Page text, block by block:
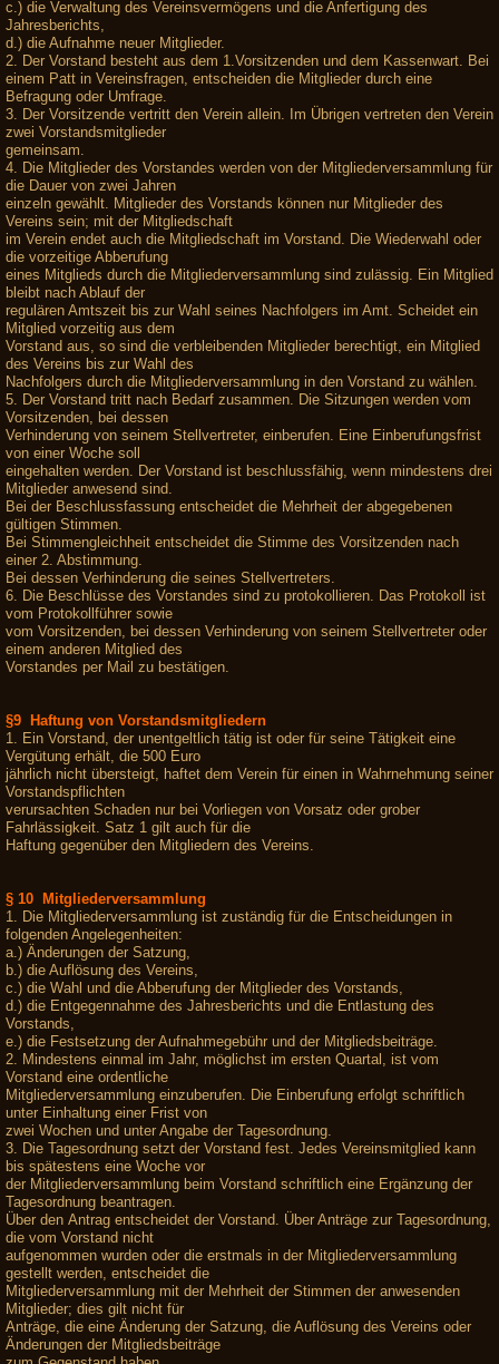
c.) die Verwaltung des Vereinsvermögens und die Anfertigung des
Jahresberichts,
d.) die Aufnahme neuer Mitglieder.
2. Der Vorstand besteht aus dem 1.Vorsitzenden und dem Kassenwart. Bei
einem Patt in Vereinsfragen, entscheiden die Mitglieder durch eine
Befragung oder Umfrage.
3. Der Vorsitzende vertritt den Verein allein. Im Übrigen vertreten den Verein
zwei Vorstandsmitglieder
gemeinsam.
4. Die Mitglieder des Vorstandes werden von der Mitgliederversammlung für
die Dauer von zwei Jahren
einzeln gewählt. Mitglieder des Vorstands können nur Mitglieder des
Vereins sein; mit der Mitgliedschaft
im Verein endet auch die Mitgliedschaft im Vorstand. Die Wiederwahl oder
die vorzeitige Abberufung
eines Mitglieds durch die Mitgliederversammlung sind zulässig. Ein Mitglied
bleibt nach Ablauf der
regulären Amtszeit bis zur Wahl seines Nachfolgers im Amt. Scheidet ein
Mitglied vorzeitig aus dem
Vorstand aus, so sind die verbleibenden Mitglieder berechtigt, ein Mitglied
des Vereins bis zur Wahl des
Nachfolgers durch die Mitgliederversammlung in den Vorstand zu wählen.
5. Der Vorstand tritt nach Bedarf zusammen. Die Sitzungen werden vom
Vorsitzenden, bei dessen
Verhinderung von seinem Stellvertreter, einberufen. Eine Einberufungsfrist
von einer Woche soll
eingehalten werden. Der Vorstand ist beschlussfähig, wenn mindestens drei
Mitglieder anwesend sind.
Bei der Beschlussfassung entscheidet die Mehrheit der abgegebenen
gültigen Stimmen.
Bei Stimmengleichheit entscheidet die Stimme des Vorsitzenden nach
einer 2. Abstimmung.
Bei dessen Verhinderung die seines Stellvertreters.
6. Die Beschlüsse des Vorstandes sind zu protokollieren. Das Protokoll ist
vom Protokollführer sowie
vom Vorsitzenden, bei dessen Verhinderung von seinem Stellvertreter oder
einem anderen Mitglied des
Vorstandes per Mail zu bestätigen.
§9 Haftung von Vorstandsmitgliedern
1. Ein Vorstand, der unentgeltlich tätig ist oder für seine Tätigkeit eine
Vergütung erhält, die 500 Euro
jährlich nicht übersteigt, haftet dem Verein für einen in Wahrnehmung seiner
Vorstandspflichten
verursachten Schaden nur bei Vorliegen von Vorsatz oder grober
Fahrlässigkeit. Satz 1 gilt auch für die
Haftung gegenüber den Mitgliedern des Vereins.
§ 10 Mitgliederversammlung
1. Die Mitgliederversammlung ist zuständig für die Entscheidungen in
folgenden Angelegenheiten:
a.) Änderungen der Satzung,
b.) die Auflösung des Vereins,
c.) die Wahl und die Abberufung der Mitglieder des Vorstands,
d.) die Entgegennahme des Jahresberichts und die Entlastung des
Vorstands,
e.) die Festsetzung der Aufnahmegebühr und der Mitgliedsbeiträge.
2. Mindestens einmal im Jahr, möglichst im ersten Quartal, ist vom
Vorstand eine ordentliche
Mitgliederversammlung einzuberufen. Die Einberufung erfolgt schriftlich
unter Einhaltung einer Frist von
zwei Wochen und unter Angabe der Tagesordnung.
3. Die Tagesordnung setzt der Vorstand fest. Jedes Vereinsmitglied kann
bis spätestens eine Woche vor
der Mitgliederversammlung beim Vorstand schriftlich eine Ergänzung der
Tagesordnung beantragen.
Über den Antrag entscheidet der Vorstand. Über Anträge zur Tagesordnung,
die vom Vorstand nicht
aufgenommen wurden oder die erstmals in der Mitgliederversammlung
gestellt werden, entscheidet die
Mitgliederversammlung mit der Mehrheit der Stimmen der anwesenden
Mitglieder; dies gilt nicht für
Anträge, die eine Änderung der Satzung, die Auflösung des Vereins oder
Änderungen der Mitgliedsbeiträge